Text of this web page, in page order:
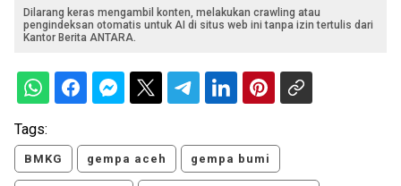
Dilarang keras mengambil konten, melakukan crawling atau
pengindeksan otomatis untuk AI di situs web ini tanpa izin tertulis dari
Kantor Berita ANTARA.
Tags:
BMKG gempa aceh gempa bumi